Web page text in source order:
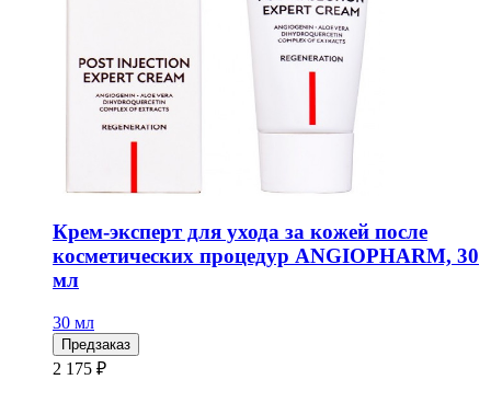
Крем-эксперт для ухода за кожей после
косметических процедур ANGIOPHARM, 30
мл
30 мл
Предзаказ
2 175 ₽